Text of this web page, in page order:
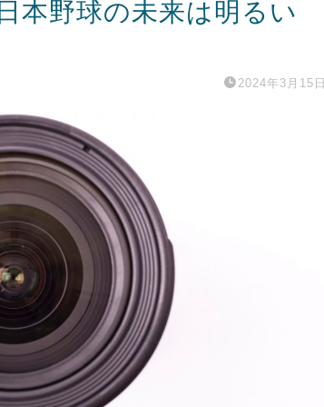
本野球の未来は明るい
2024年3月15日